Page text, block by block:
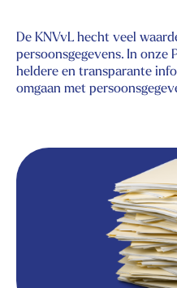
De KNVvL hecht veel
persoonsgegevens. In
heldere en transparante
omgaan met